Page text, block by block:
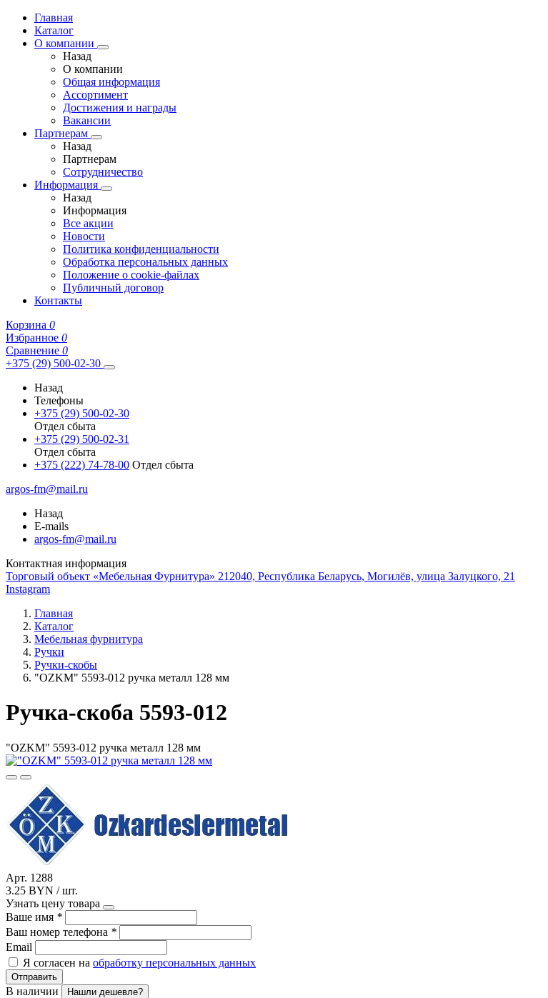
Главная
Каталог
О компании
Назад
О компании
Общая информация
Ассортимент
Достижения и награды
Вакансии
Партнерам
Назад
Партнерам
Сотрудничество
Информация
Назад
Информация
Все акции
Новости
Политика конфиденциальности
Обработка персональных данных
Положение о cookie-файлах
Публичный договор
Контакты
Корзина 0
Избранное 0
Сравнение 0
+375 (29) 500-02-30
Назад
Телефоны
+375 (29) 500-02-30
Отдел сбыта
+375 (29) 500-02-31
Отдел сбыта
+375 (222) 74-78-00 Отдел сбыта
argos-fm@mail.ru
Назад
E-mails
argos-fm@mail.ru
Контактная информация
Торговый объект «Мебельная Фурнитура» 212040, Республика Беларусь, Могилёв, улица Залуцкого, 21
Instagram
Главная
Каталог
Мебельная фурнитура
Ручки
Ручки-скобы
"OZKM" 5593-012 ручка металл 128 мм
Ручка-скоба 5593-012
"OZKM" 5593-012 ручка металл 128 мм
Арт. 1288
3.25 BYN / шт.
Узнать цену товара
Ваше имя *
Ваш номер телефона *
Email
Я согласен на обработку персональных данных
Отправить
В наличии Нашли дешевле?